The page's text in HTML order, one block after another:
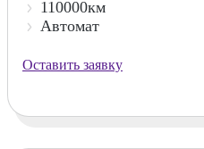
110000км
Автомат
Оставить заявку